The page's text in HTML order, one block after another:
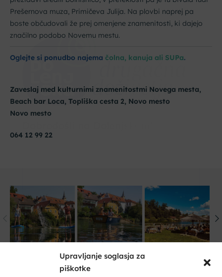
Upravljanje soglasja za
piškotke
Prešernova muza, Primičeva Julija. Na plovbi naprej pa
boste občudovali že prej omenjene znamenitosti, ki dajejo
značilno podobo Novemu mestu.
Oglejte si ponudbo najema čolna, kanuja ali SUPa.
Zaveslaj med kulturnimi znamenitostmi Novega mesta,
Beach bar Loca, Topliška cesta 2, Novo mesto
Novo mesto
064 12 99 22
Dobrodošli na Dolenjskem!